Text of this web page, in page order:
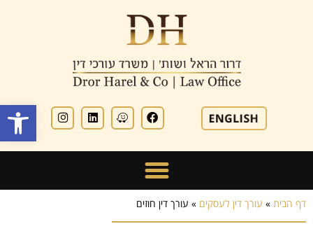
פתח
דף הבית » עורך דין לעסקים » עורך דין חוזים